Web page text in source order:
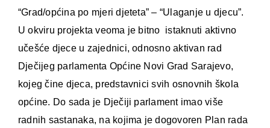
“Grad/općina po mjeri djeteta” – “Ulaganje u djecu”.
U okviru projekta veoma je bitno istaknuti aktivno
učešće djece u zajednici, odnosno aktivan rad
Dječijeg parlamenta Općine Novi Grad Sarajevo,
kojeg čine djeca, predstavnici svih osnovnih škola
općine. Do sada je Dječiji parlament imao više
radnih sastanaka, na kojima je dogovoren Plan rada